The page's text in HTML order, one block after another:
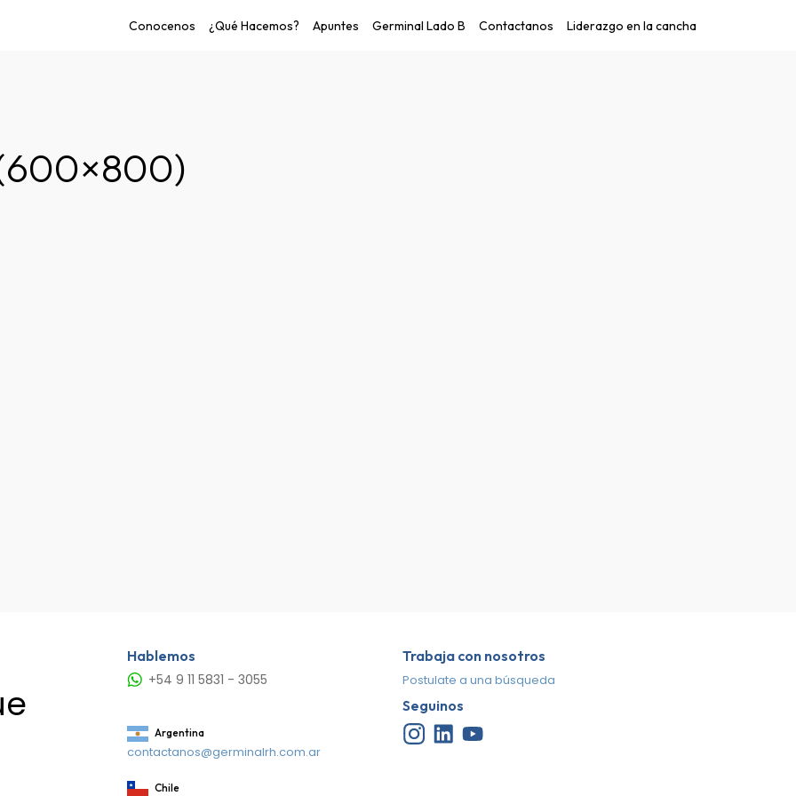
Conocenos ¿Qué Hacemos? Apuntes Germinal Lado B Contactanos Liderazgo en la cancha
(600×800)
Hablemos
+54 9 11 5831 - 3055
Argentina
contactanos@germinalrh.com.ar
Chile
Trabaja con nosotros
Postulate a una búsqueda
Seguinos